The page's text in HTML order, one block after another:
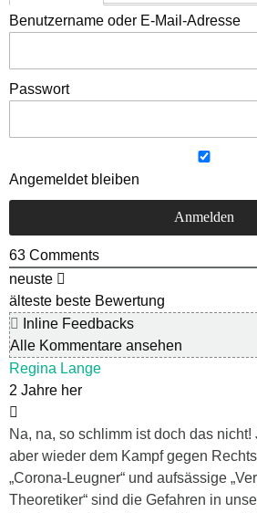
Benutzername oder E-Mail-Adresse
Passwort
Angemeldet bleiben
63 Comments
neuste
älteste beste Bewertung
Inline Feedbacks
Alle Kommentare ansehen
Regina Lange
2 Jahre her
Na, na, so schlimm ist doch das
aber wieder dem Kampf gegen
„Corona-Leugner“ und aufsässige
Theoretiker“ sind die Gefahren in